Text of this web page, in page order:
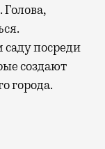
посреди
создают
города.